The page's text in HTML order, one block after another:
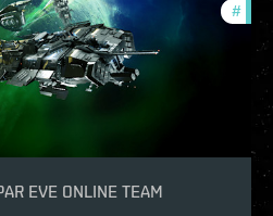
#
EVE ONLINE TEAM